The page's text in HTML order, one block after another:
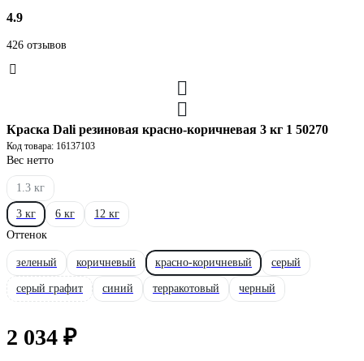
4.9
426 отзывов
Краска Dali резиновая красно-коричневая 3 кг 1 50270
Код товара: 16137103
Вес нетто
1.3 кг
3 кг 6 кг
12 кг
Оттенок
зеленый коричневый красно-коричневый серый
серый графит синий терракотовый черный
2 034 ₽